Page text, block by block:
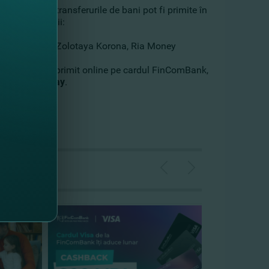
nu numai, transferurile de bani pot fi primite în
condiţii:
Union, Zolotaya Korona, Ria Money
sau este primit online pe cardul FinComBank,
FinComPay.